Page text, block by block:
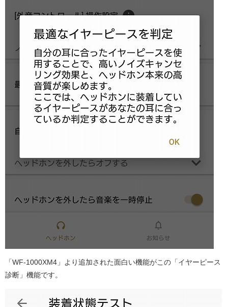
「WF-1000XM4」より追加された面白い機能がこの「イヤーピース
診断」機能です。